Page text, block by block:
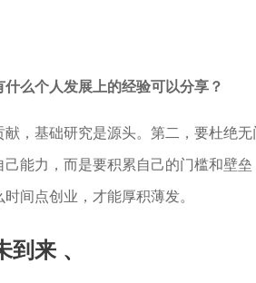
么个人发展上的经验可以分享？
，基础研究是源头。第二，要杜绝
能力，而是要积累自己的门槛和壁
间点创业，才能厚积薄发。
到来 、